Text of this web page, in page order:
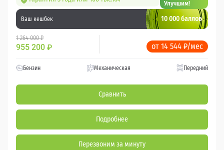
Улучшим!
Ваш кешбек 10 000 баллов
1 264 000 ₽
955 200 ₽ от 14 544 ₽/мес
Бензин Механическая Передний
Сравнить
Подробнее
Перезвоним за минуту